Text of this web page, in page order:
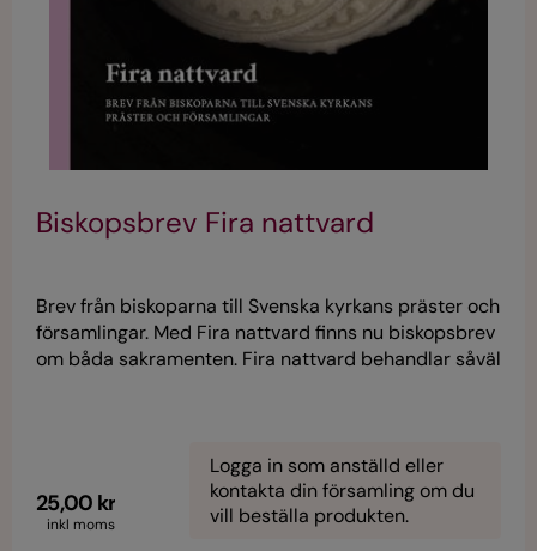
Biskopsbrev Fira nattvard
Brev från biskoparna till Svenska kyrkans präster och
församlingar. Med Fira nattvard finns nu biskopsbrev
om båda sakramenten. Fira nattvard behandlar såväl
från biskoparna till Svenska kyrkans präster och
församlingar
25,00 kr
inkl moms
Logga in som anställd eller
kontakta din församling om du
vill beställa produkten.